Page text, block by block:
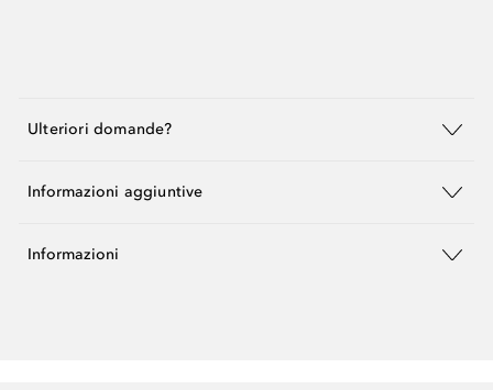
Ulteriori domande?
Informazioni aggiuntive
Informazioni